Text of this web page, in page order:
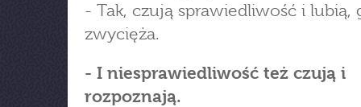
- Tak, czują sprawiedliwość i lubią,
zwycięża.
- I niesprawiedliwość też czują i
rozpoznają.